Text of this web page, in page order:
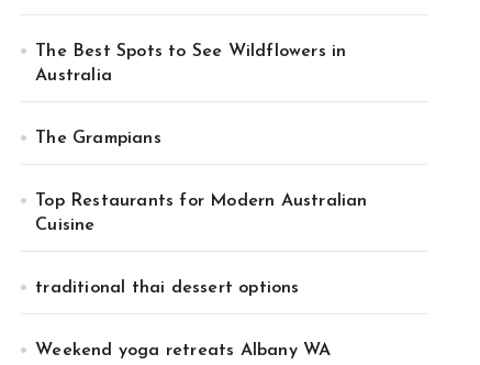
The Best Spots to See Wildflowers in
Australia
The Grampians
Top Restaurants for Modern Australian
Cuisine
traditional thai dessert options
Weekend yoga retreats Albany WA